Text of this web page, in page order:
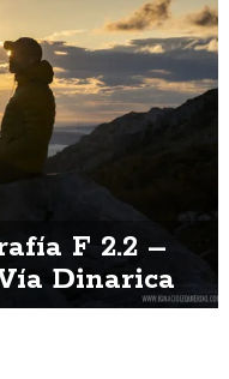
F 2.2 –
Dinarica